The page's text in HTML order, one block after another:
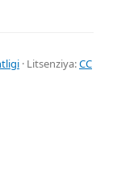
· Litsenziya:CC